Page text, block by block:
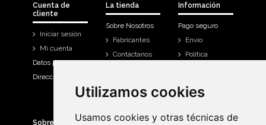
Utilizamos cookies
Usamos cookies y otras técnicas de
Utilizamos cookies
Usamos cookies y otras técnicas de
Cuenta de
cliente
Iniciar sesión
Mi cuenta
Datos personales
Direcciones
La tienda
Sobre Nosotros
Fabricantes
Contáctanos
Información
Pago seguro
Envío
Política
Historial de
Sobre Bicicletas Sanchis